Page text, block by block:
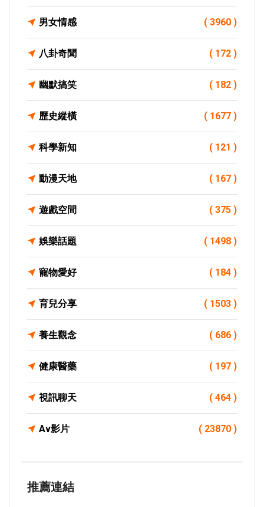
男女情感 ( 3960 )
八卦奇聞 ( 172 )
幽默搞笑 ( 182 )
歷史縱橫 ( 1677 )
科學新知 ( 121 )
動漫天地 ( 167 )
遊戲空間 ( 375 )
娛樂話題 ( 1498 )
寵物愛好 ( 184 )
育兒分享 ( 1503 )
養生觀念 ( 686 )
健康醫藥 ( 197 )
視訊聊天 ( 464 )
Av影片 ( 23870 )
推薦連結